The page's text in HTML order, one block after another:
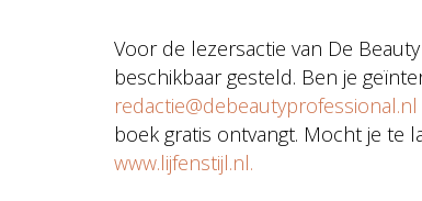
Voor de lezersactie van De
beschikbaar gesteld. Ben je
redactie@debeautyprofessional.nl
boek gratis ontvangt. Mocht je te
www.lijfenstijl.nl.